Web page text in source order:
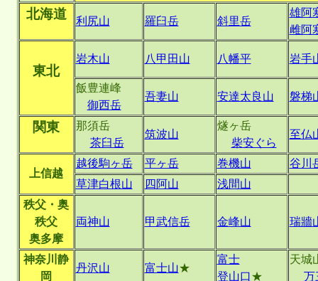
北海道 利尻山 羅臼岳 斜里岳
雄阿
雌阿
東北
岩木山 八甲田山 八幡平 岩手
飯豊連峰
御西岳
吾妻山 安達太良山 磐梯
関東
那須岳
茶臼岳
筑波山
燧ヶ岳
柴安ぐら
至仏
上信越
越後駒ヶ岳 平ヶ岳 巻機山
谷川
草津白根山
四阿山
浅間山
秩父・奥
秩父
奥多摩
両神山 甲武信岳 金峰山 瑞牆
神奈川静
岡
丹沢山 富士山★
富士
登山口★
天城
万